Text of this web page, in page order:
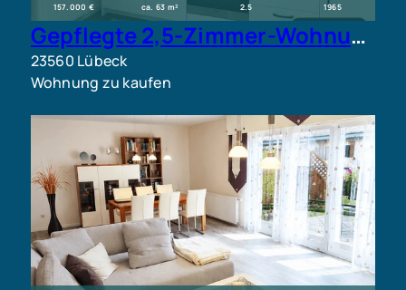
157.000 € ca. 63 m² 2.5 1965
Gepflegte 2,5-Zimmer-Wohnung mit Südbalkon in ruhiger Lage von Lübeck
23560 Lübeck
Wohnung zu kaufen